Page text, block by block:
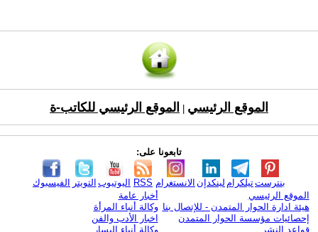
الموقع الرئيسي الموقع الرئيسي للكاتب-ة
تابعونا على:
الفيسبوك التويتر اليوتيوب RSS الانستغرام لينكدإن تيلكرامبنترست
الموقع الرئيسي
هيئة ادارة الحوار المتمدن - للإتصال بنا
إحصائيات مؤسسة الحوار المتمدن
قواعد النشر
أخبار عامة
وكالة أنباء المرأة
اخبار الأدب والفن
وكالة أنباء اليسار